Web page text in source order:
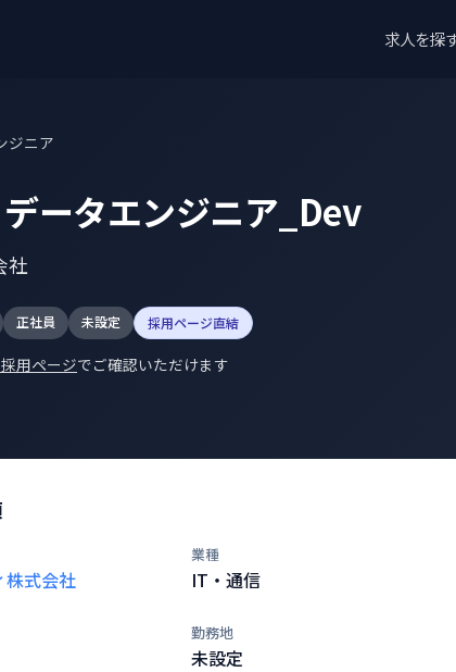
求人を探
ジニア
データエンジニア_Dev
社
正社員 未設定 採用ページ直結
用ページでご確認いただけます
株式会社
業種
IT・通信
勤務地
未設定